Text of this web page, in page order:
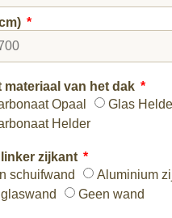
materiaal van het dak
Opaal
Glas
Helder
zijkant
schuifwand
Aluminium
Geen wand